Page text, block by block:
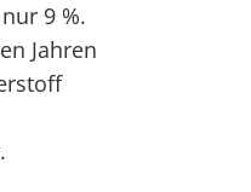
9 %.
Jahren